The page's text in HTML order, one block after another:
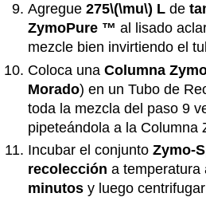
Agregue275\(\mu\) L de
ZymoPure ™ al lisado
mezcle bien invirtiendo el
Coloca unaColumna
Morado) en un Tubo de
toda la mezcla del paso 9
pipeteándola a la Columna
Incubar el conjuntoZymo-
recolección a
minutos y luego